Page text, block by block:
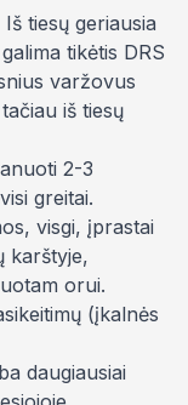
tiesų geriausia
tikėtis DRS
varžovus
iš tiesų
2-3
greitai.
visgi, įprastai
karštyje,
orui.
(įkalnės
daugiausiai